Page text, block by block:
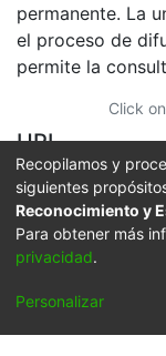
permanente. La
el proceso de
permite la
Click
URI
https://
8034
Collections
FFDO - Rincón
Full item
Recopilamos y
siguientes
Reconocimiento y
Para obtener más
privacidad.
Personalizar